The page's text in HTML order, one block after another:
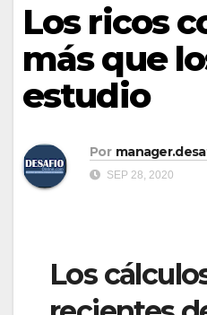
Los ricos
más que
estudio
Por
SEP 28, 2020
Los